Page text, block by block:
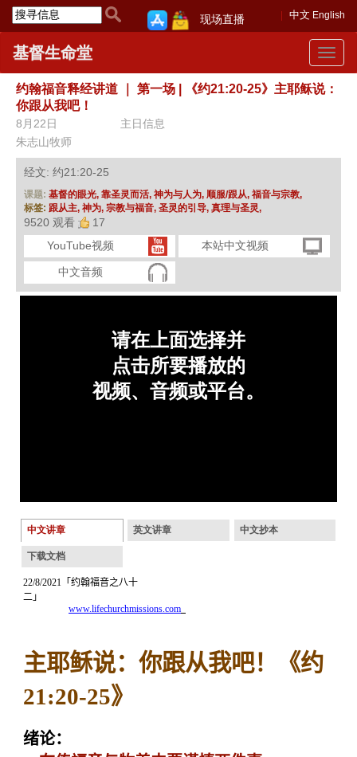
中文 English
现场直播
Toggle
基督生命堂
约翰福音释经讲道
第一场 | 《约21:20-25》主耶稣说：
你跟从我吧！
8月22日
主日信息
朱志山牧师
经文: 约21:20-25
课题: 基督的眼光, 靠圣灵而活, 神为与人为, 顺服/跟从, 福音与宗教,
标签: 跟从主, 神为, 宗教与福音, 圣灵的引导, 真理与圣灵,
9520 观看
17
YouTube视频
本站中文视频
中文音频
中文讲章 英文讲章 中文抄本
下载文档